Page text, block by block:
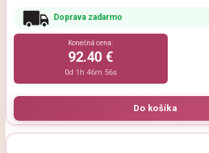
Doprava zadarmo
Konečná cena:
92.40 €
0d 1h 46m 54s